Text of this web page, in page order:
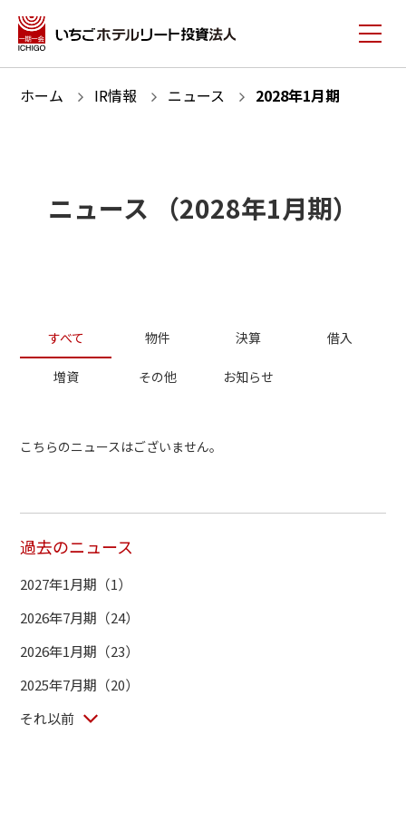
ホーム IR情報 ニュース 2028年1月期
ニュース （2028年1月期）
すべて 物件 決算 借入
増資 その他 お知らせ
こちらのニュースはございません。
過去のニュース
2027年1月期（1）
2026年7月期（24）
2026年1月期（23）
2025年7月期（20）
それ以前